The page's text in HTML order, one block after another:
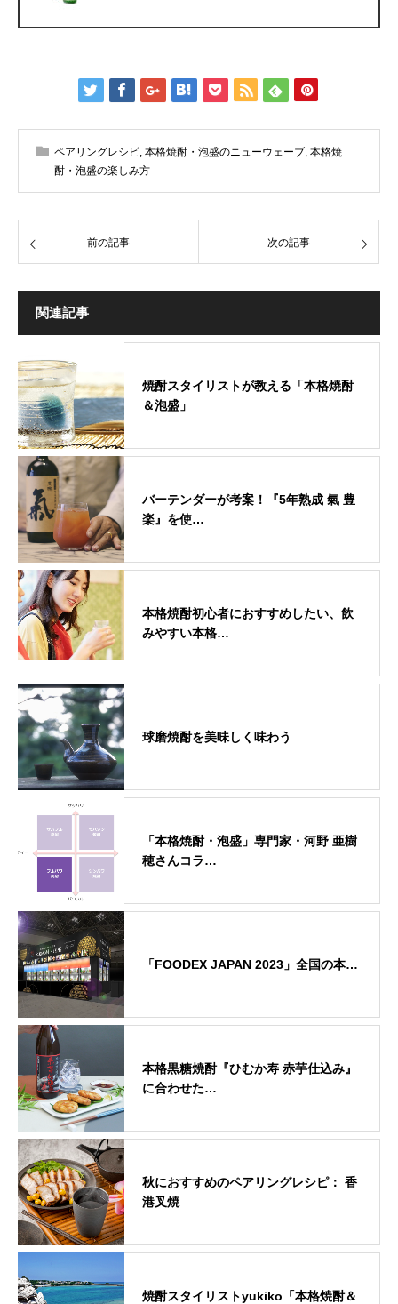
ペアリングレシピ 本格焼酎・泡盛のニューウェーブ 本格焼
酎・泡盛の楽しみ方
前の記事 次の記事
関連記事
焼酎スタイリストが教える「本格焼酎
＆泡盛」
バーテンダーが考案！『5年熟成 氣 豊
楽』を使…
本格焼酎初心者におすすめしたい、飲
みやすい本格…
球磨焼酎を美味しく味わう
「本格焼酎・泡盛」専門家・河野 亜樹
穂さんコラ…
「FOODEX JAPAN 2023」全国の本…
本格黒糖焼酎『ひむか寿 赤芋仕込み』
に合わせた…
秋におすすめのペアリングレシピ： 香
港叉焼
焼酎スタイリストyukiko「本格焼酎＆